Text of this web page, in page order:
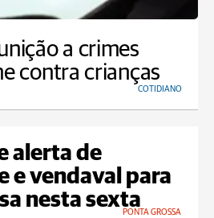
a crimes
contra crianças
COTIDIANO
alerta de
e vendaval para
nesta sexta
PONTA GROSSA